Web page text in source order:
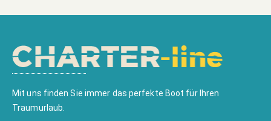
Mit uns finden Sie immer das perfekte Boot für Ihren
Traumurlaub.